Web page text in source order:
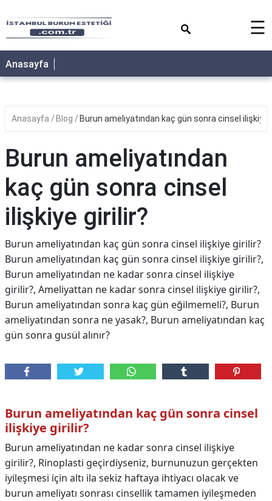
☰
Anasayfa
Anasayfa Blog Burun ameliyatından kaç gün sonra cinsel ilişkiye
Burun ameliyatından
kaç gün sonra cinsel
ilişkiye girilir?
Burun ameliyatından kaç gün sonra cinsel ilişkiye girilir?
Burun ameliyatından kaç gün sonra cinsel ilişkiye girilir?,
Burun ameliyatından ne kadar sonra cinsel ilişkiye
girilir?, Ameliyattan ne kadar sonra cinsel ilişkiye girilir?,
Burun ameliyatından sonra kaç gün eğilmemeli?, Burun
ameliyatından sonra ne yasak?, Burun ameliyatından kaç
gün sonra gusül alınır?
Burun ameliyatından kaç gün sonra cinsel
ilişkiye girilir?
Burun ameliyatından ne kadar sonra cinsel ilişkiye
girilir?, Rinoplasti geçirdiyseniz, burnunuzun gerçekten
iyileşmesi için altı ila sekiz haftaya ihtiyacı olacak ve
burun ameliyatı sonrası cinsellik tamamen iyileşmeden